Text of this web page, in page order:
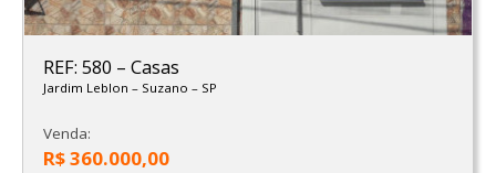
REF: 580 – Casas
Jardim Leblon – Suzano – SP
Venda:
R$ 360.000,00